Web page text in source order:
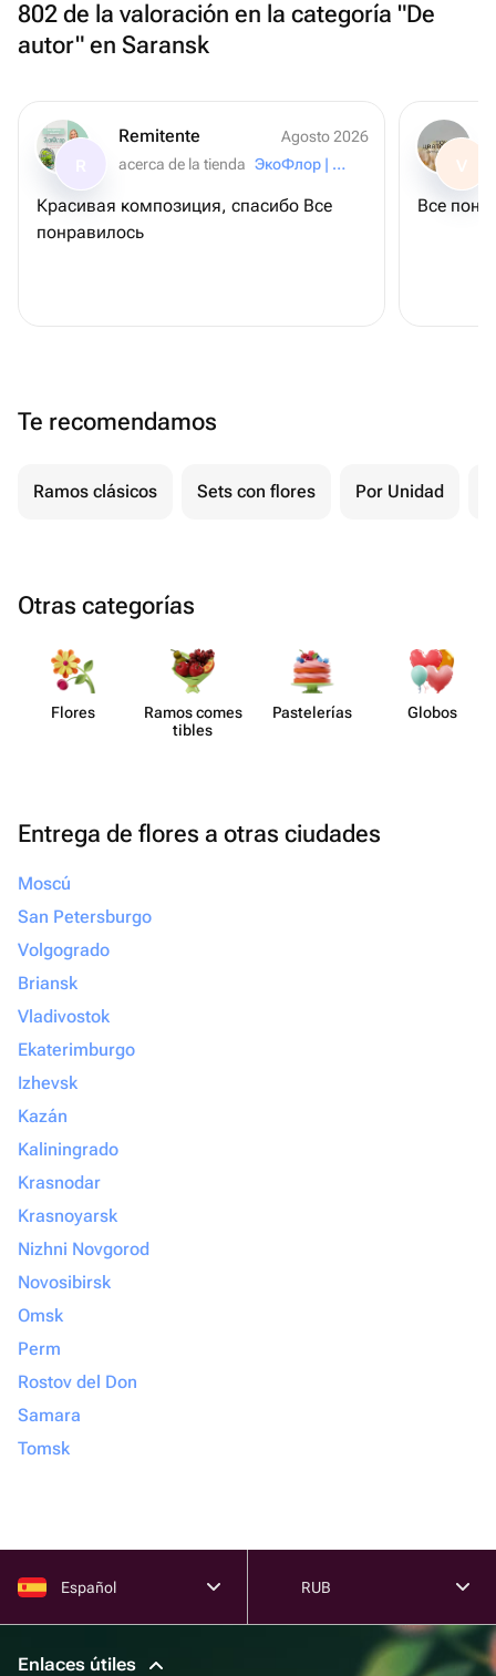
802 de la valoración en la categoría "De
autor" en Saransk
Remitente
Agosto 2026
acerca de la tienda
ЭкоФлор | Флорариум | Моссариум
Красивая композиция, спасибо Все
понравилось
V
Все
Te recomendamos
Ramos clásicos Sets con flores Por Unidad
Otras categorías
Flores
Ramos comes​
tibles
Paste​lerías Globos
Entrega de flores a otras ciudades
Moscú
San Petersburgo
Volgogrado
Briansk
Vladivostok
Ekaterimburgo
Izhevsk
Kazán
Kaliningrado
Krasnodar
Krasnoyarsk
Nizhni Novgorod
Novosibirsk
Omsk
Perm
Rostov del Don
Samara
Tomsk
Español RUB
Enlaces útiles